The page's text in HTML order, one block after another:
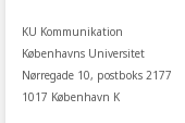
KU Kommunikation
Københavns Universitet
Nørregade 10, postboks 2177
1017 København K